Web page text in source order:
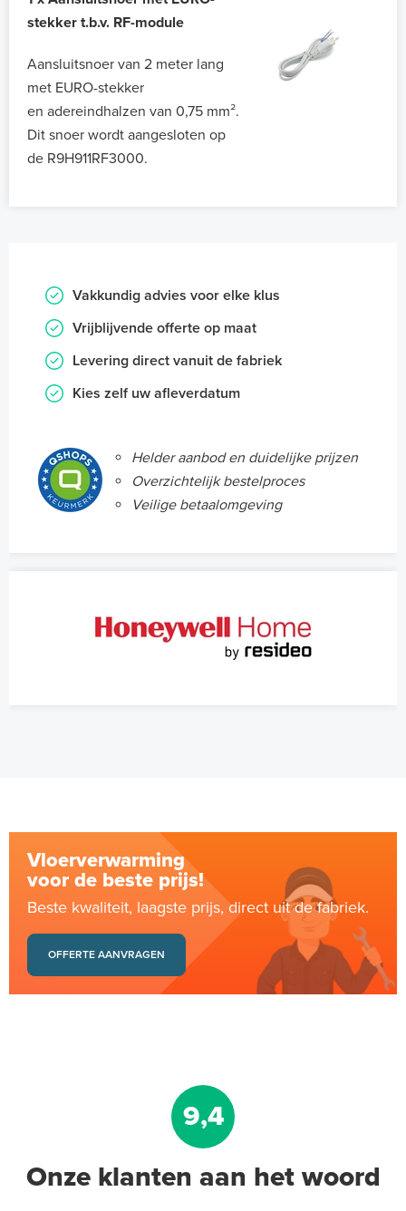
stekker t.b.v. RF-module
Aansluitsnoer van 2 meter lang
met EURO-stekker
en adereindhalzen van 0,75 mm².
Dit snoer wordt aangesloten op
de R9H911RF3000.
Vakkundig advies voor elke klus
Vrijblijvende offerte op maat
Levering direct vanuit de fabriek
Kies zelf uw afleverdatum
Helder aanbod en duidelijke prijzen
Overzichtelijk bestelproces
Veilige betaalomgeving
Vloerverwarming
voor de beste prijs!
Beste kwaliteit, laagste prijs, direct uit de fabriek.
OFFERTE AANVRAGEN
9,4
Onze klanten aan het woord